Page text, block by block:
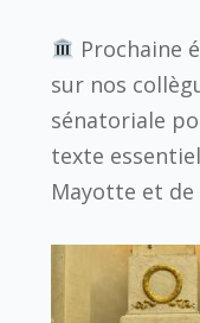
Prochaine
sur nos
sénatoriale
texte
Mayotte et